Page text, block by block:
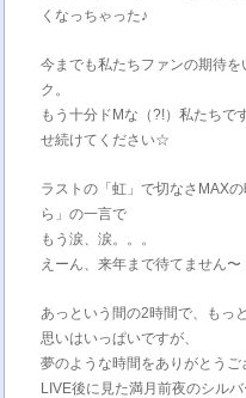
くなっちゃった♪
今までも私たちファンの期待
ク。
もう十分ドMな（?!）私たちで
せ続けてください☆
ラストの「虹」で切なさMAX
ら」の一言で
もう涙、涙。。。
えーん、来年まで待てません〜
あっという間の2時間で、もっ
思いはいっぱいですが、
夢のような時間をありがとう
LIVE後に見た満月前夜のシル